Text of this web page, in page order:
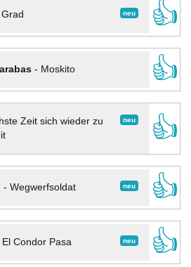
neu
👍
- Moskito
👍
neu
Zeit sich wieder zu
👍
neu
- Wegwerfsoldat
👍
neu
El Condor Pasa
👍